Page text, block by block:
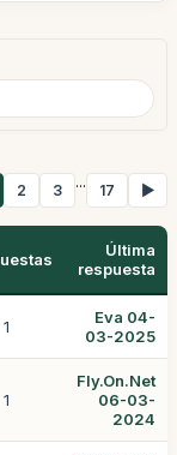
2 3 ... 17 ▶
Última
respuesta
1
Eva 04-
03-2025
1
Fly.On.Net
06-03-
2024